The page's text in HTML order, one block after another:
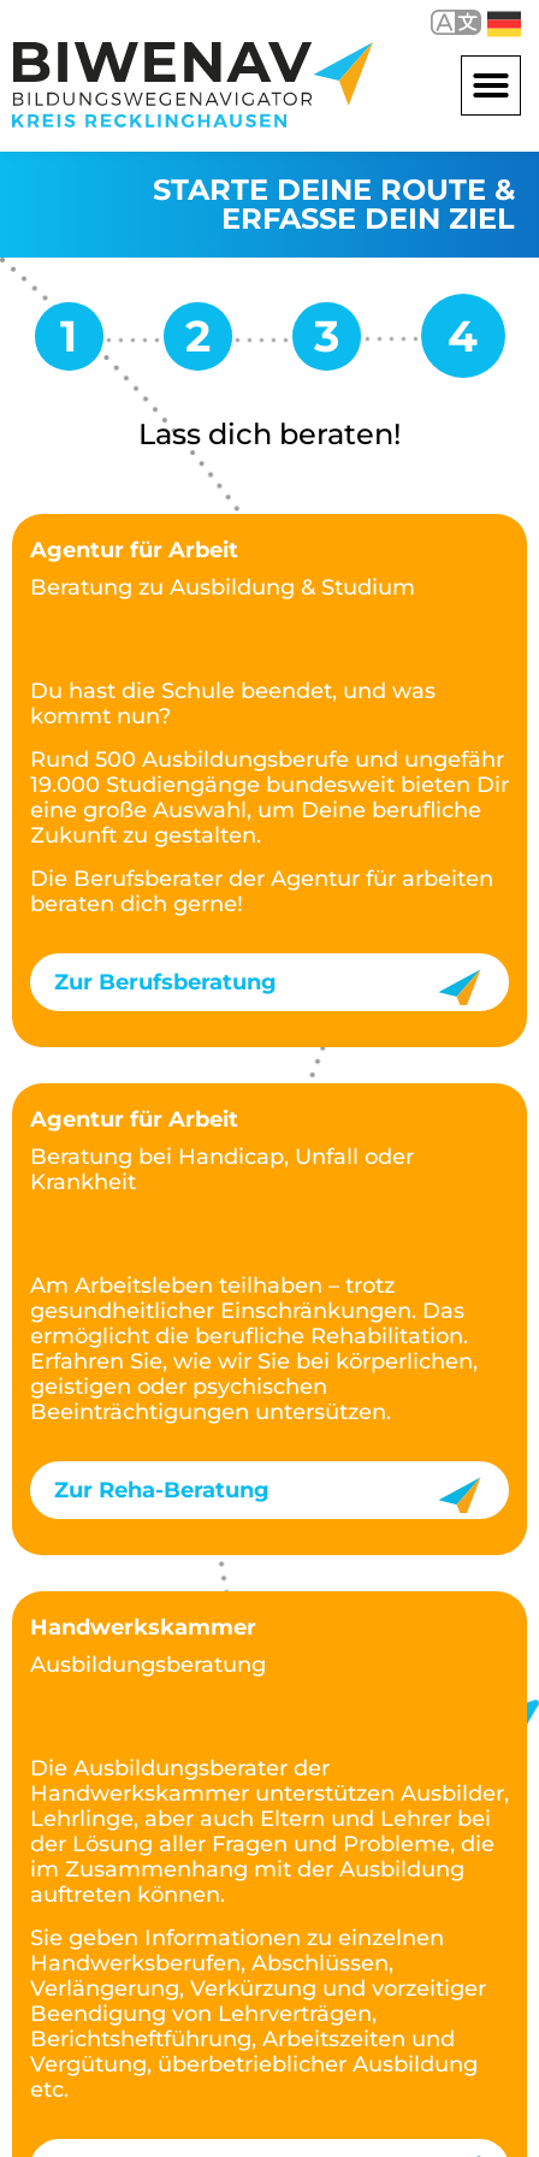
STARTE DEINE ROUTE &
ERFASSE DEIN ZIEL
Lass dich beraten!
Agentur für Arbeit
Beratung zu Ausbildung & Studium
Du hast die Schule beendet, und was
kommt nun?
Rund 500 Ausbildungsberufe und ungefähr
19.000 Studiengänge bundesweit bieten Dir
eine große Auswahl, um Deine berufliche
Zukunft zu gestalten.
Die Berufsberater der Agentur für arbeiten
beraten dich gerne!
Zur Berufsberatung
Agentur für Arbeit
Beratung bei Handicap, Unfall oder
Krankheit
Am Arbeitsleben teilhaben – trotz
gesundheitlicher Einschränkungen. Das
ermöglicht die berufliche Rehabilitation.
Erfahren Sie, wie wir Sie bei körperlichen,
geistigen oder psychischen
Beeinträchtigungen untersützen.
Zur Reha-Beratung
Handwerkskammer
Ausbildungsberatung
Die Ausbildungsberater der
Handwerkskammer unterstützen Ausbilder,
Lehrlinge, aber auch Eltern und Lehrer bei
der Lösung aller Fragen und Probleme, die
im Zusammenhang mit der Ausbildung
auftreten können.
Sie geben Informationen zu einzelnen
Handwerksberufen, Abschlüssen,
Verlängerung, Verkürzung und vorzeitiger
Beendigung von Lehrverträgen,
Berichtsheftführung, Arbeitszeiten und
Vergütung, überbetrieblicher Ausbildung
etc.